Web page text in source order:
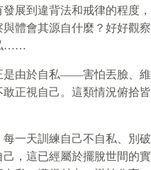
展到違背法和戒律的程度
體會其源自什麼？好好觀
……
是由於自私——害怕丟臉、
正視自己。這類情況俯拾
每一天訓練自己不自私、別
己，這已經屬於擺脫世間的